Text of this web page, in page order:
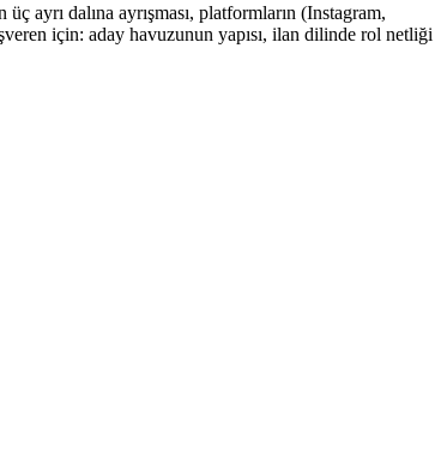
ayrı dalına ayrışması, platformların (Instagram,
için: aday havuzunun yapısı, ilan dilinde rol netliği